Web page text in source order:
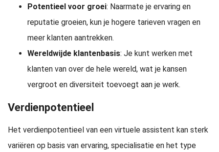
Potentieel voor groei: Naarmate je ervaring en
reputatie groeien, kun je hogere tarieven vragen en
meer klanten aantrekken.
Wereldwijde klantenbasis: Je kunt werken met
klanten van over de hele wereld, wat je kansen
vergroot en diversiteit toevoegt aan je werk.
Verdienpotentieel
Het verdienpotentieel van een virtuele assistent kan sterk
variëren op basis van ervaring, specialisatie en het type